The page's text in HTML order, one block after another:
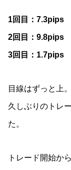
1回目：7.3pips
2回目：9.8pips
3回目：1.7pips
目線はずっと上。
久しぶりのトレ
た。
トレード開始か